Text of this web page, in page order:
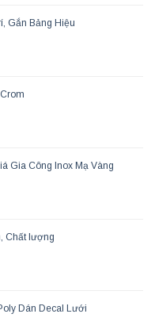
Gắn Bảng Hiệu
Gia Công Inox Mạ Vàng
Chất lượng
Dán Decal Lưới